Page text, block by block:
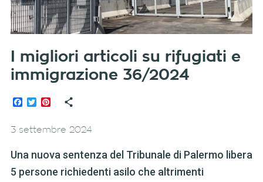
I migliori articoli su rifugiati e
immigrazione 36/2024
Facebook
TwitterPinterest
3 settembre 2024
Una nuova sentenza del Tribunale di Palermo libera
5 persone richiedenti asilo che altrimenti